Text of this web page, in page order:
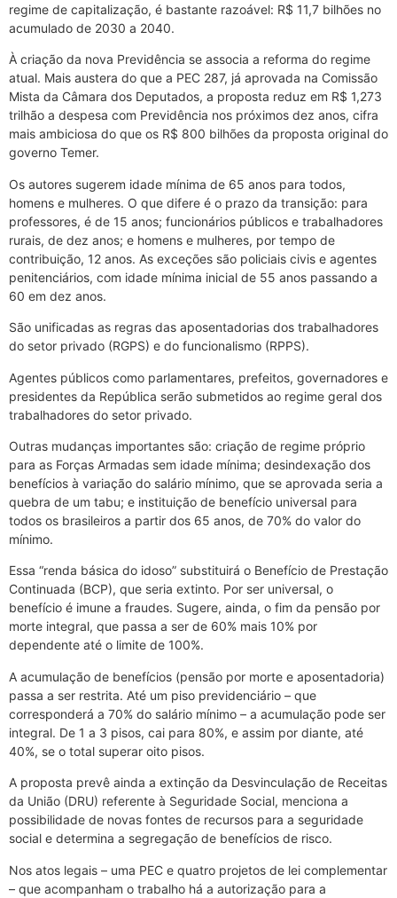
regime de capitalização, é bastante razoável: R$ 11,7 bilhões no
acumulado de 2030 a 2040.
À criação da nova Previdência se associa a reforma do regime
atual. Mais austera do que a PEC 287, já aprovada na Comissão
Mista da Câmara dos Deputados, a proposta reduz em R$ 1,273
trilhão a despesa com Previdência nos próximos dez anos, cifra
mais ambiciosa do que os R$ 800 bilhões da proposta original do
governo Temer.
Os autores sugerem idade mínima de 65 anos para todos,
homens e mulheres. O que difere é o prazo da transição: para
professores, é de 15 anos; funcionários públicos e trabalhadores
rurais, de dez anos; e homens e mulheres, por tempo de
contribuição, 12 anos. As exceções são policiais civis e agentes
penitenciários, com idade mínima inicial de 55 anos passando a
60 em dez anos.
São unificadas as regras das aposentadorias dos trabalhadores
do setor privado (RGPS) e do funcionalismo (RPPS).
Agentes públicos como parlamentares, prefeitos, governadores e
presidentes da República serão submetidos ao regime geral dos
trabalhadores do setor privado.
Outras mudanças importantes são: criação de regime próprio
para as Forças Armadas sem idade mínima; desindexação dos
benefícios à variação do salário mínimo, que se aprovada seria a
quebra de um tabu; e instituição de benefício universal para
todos os brasileiros a partir dos 65 anos, de 70% do valor do
mínimo.
Essa “renda básica do idoso” substituirá o Benefício de Prestação
Continuada (BCP), que seria extinto. Por ser universal, o
benefício é imune a fraudes. Sugere, ainda, o fim da pensão por
morte integral, que passa a ser de 60% mais 10% por
dependente até o limite de 100%.
A acumulação de benefícios (pensão por morte e aposentadoria)
passa a ser restrita. Até um piso previdenciário – que
corresponderá a 70% do salário mínimo – a acumulação pode ser
integral. De 1 a 3 pisos, cai para 80%, e assim por diante, até
40%, se o total superar oito pisos.
A proposta prevê ainda a extinção da Desvinculação de Receitas
da União (DRU) referente à Seguridade Social, menciona a
possibilidade de novas fontes de recursos para a seguridade
social e determina a segregação de benefícios de risco.
Nos atos legais – uma PEC e quatro projetos de lei complementar
– que acompanham o trabalho há a autorização para a